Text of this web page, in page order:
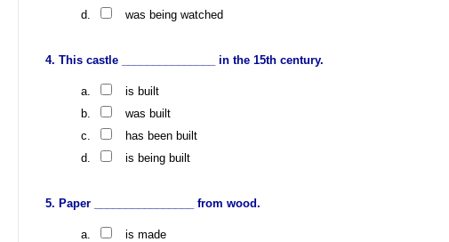
was being watched
This castle _______________ in the 15th century.
is built
was built
has been built
is being built
Paper ________________ from wood.
is made